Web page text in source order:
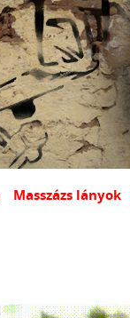
Masszázs lányok